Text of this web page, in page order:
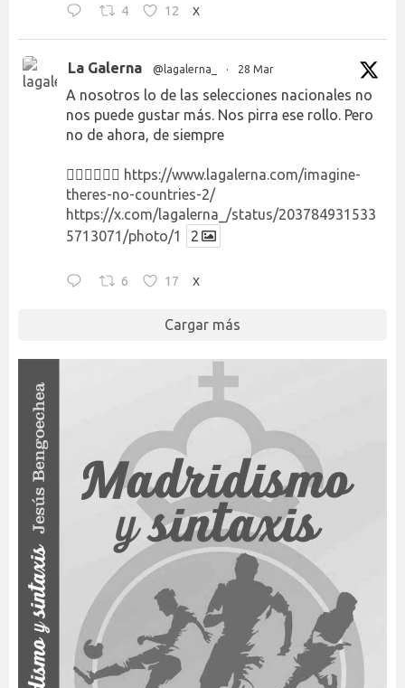
4 12 X
La Galerna @lagalerna_ · 28 Mar
A nosotros lo de las selecciones nacionales no
nos puede gustar más. Nos pirra ese rollo. Pero
no de ahora, de siempre
👉🏻👉🏻👉🏻 https://www.lagalerna.com/imagine-
theres-no-countries-2/
https://x.com/lagalerna_/status/203784931533
5713071/photo/1
2
6 17 X
Cargar más